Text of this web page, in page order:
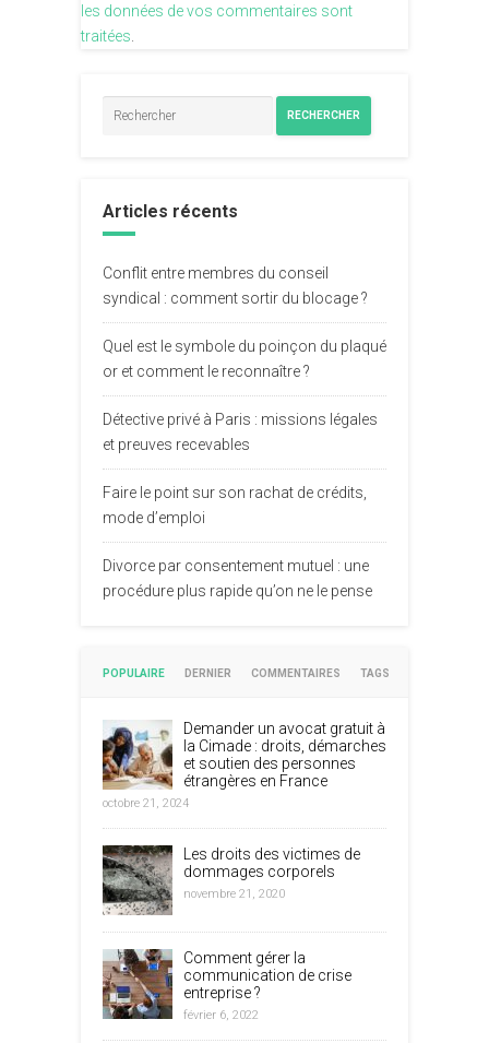
les données de vos commentaires sont
traitées
RECHERCHER
Articles récents
Conflit entre membres du conseil
syndical : comment sortir du blocage ?
Quel est le symbole du poinçon du plaqué
or et comment le reconnaître ?
Détective privé à Paris : missions légales
et preuves recevables
Faire le point sur son rachat de crédits,
mode d’emploi
Divorce par consentement mutuel : une
procédure plus rapide qu’on ne le pense
POPULAIRE DERNIER COMMENTAIRES TAGS
Demander un avocat gratuit à
la Cimade : droits, démarches
et soutien des personnes
étrangères en France
octobre 21, 2024
Les droits des victimes de
dommages corporels
novembre 21, 2020
Comment gérer la
communication de crise
entreprise ?
février 6, 2022